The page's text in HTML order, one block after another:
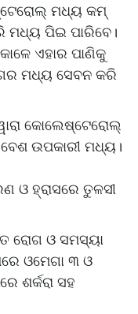
ମଧ୍ୟ କମ୍‌‌
ମଧ୍ୟ ପିଇ ପାରିବେ।
ଏହାର ପାଣିକୁ
ମଧ୍ୟ ସେବନ କରି
କୋଲେଷ୍ଟେରୋଲ୍‌‌
ଉପକାରୀ ମଧ୍ୟ।
ଓ ହ୍ରାସରେ ତୁଳସୀ
ରୋଗ ଓ ସମସ୍ୟା
ଓମେଗା ୩ ଓ
ଶର୍କରା ସହ